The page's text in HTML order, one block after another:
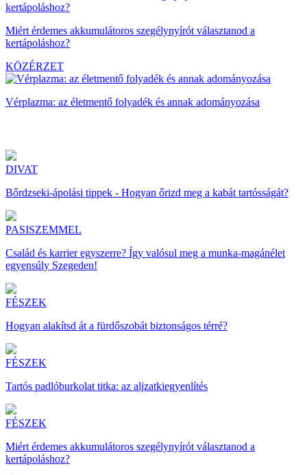
Miért érdemes akkumulátoros szegélynyírót választanod a
kertápoláshoz?
KÖZÉRZET
Vérplazma: az életmentő folyadék és annak adományozása
DIVAT
Bőrdzseki-ápolási tippek - Hogyan őrizd meg a kabát tartósságát?
PASISZEMMEL
Család és karrier egyszerre? Így valósul meg a munka-magánélet
egyensúly Szegeden!
FÉSZEK
Hogyan alakítsd át a fürdőszobát biztonságos térré?
FÉSZEK
Tartós padlóburkolat titka: az aljzatkiegyenlítés
FÉSZEK
Miért érdemes akkumulátoros szegélynyírót választanod a
kertápoláshoz?